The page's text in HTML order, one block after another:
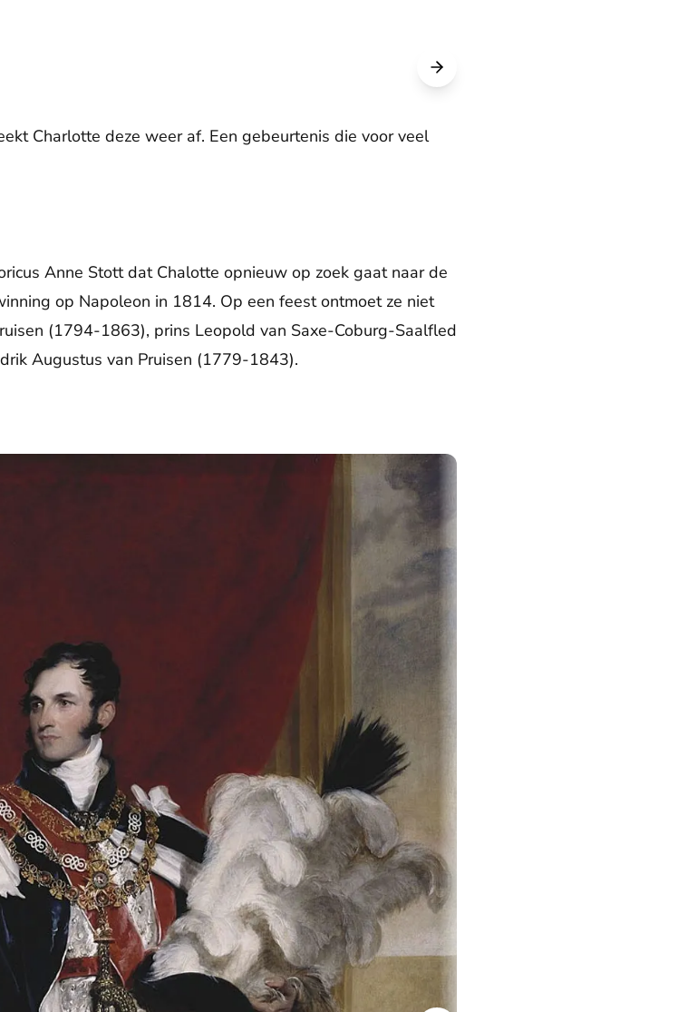
Charlotte deze weer af. Een gebeurtenis die voor veel
Anne Stott dat Chalotte opnieuw op zoek gaat naar de
op Napoleon in 1814. Op een feest ontmoet ze niet
(1794-1863), prins Leopold van Saxe-Coburg-Saalfled
Augustus van Pruisen (1779-1843).